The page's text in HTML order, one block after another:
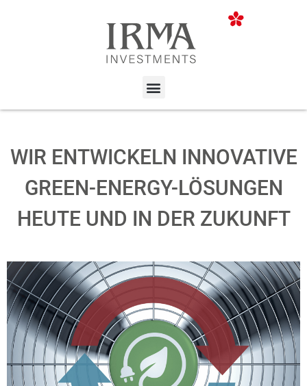
WIR ENTWICKELN INNOVATIVE
GREEN-ENERGY-LÖSUNGEN
HEUTE UND IN DER ZUKUNFT